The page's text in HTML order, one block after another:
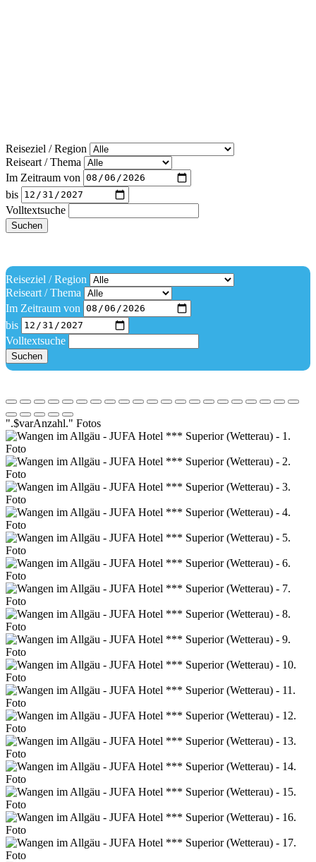
Reiseziel / Region
Reiseart / Thema
Im Zeitraum von
bis
Volltextsuche
Suchen
Reiseziel / Region
Reiseart / Thema
Im Zeitraum von
bis
Volltextsuche
Suchen
".$varAnzahl." Fotos